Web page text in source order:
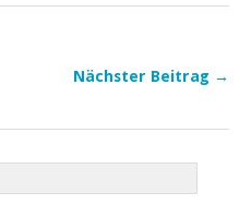
Nächster Beitrag →